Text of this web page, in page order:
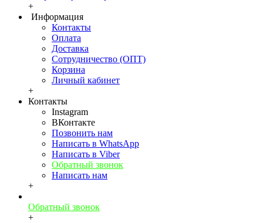
+
Информация
Контакты
Оплата
Доставка
Сотрудничество (ОПТ)
Корзина
Личный кабинет
+
Контакты
Instagram
ВКонтакте
Позвонить нам
Написать в WhatsApp
Написать в Viber
Обратный звонок
Написать нам
+
Обратный звонок
+